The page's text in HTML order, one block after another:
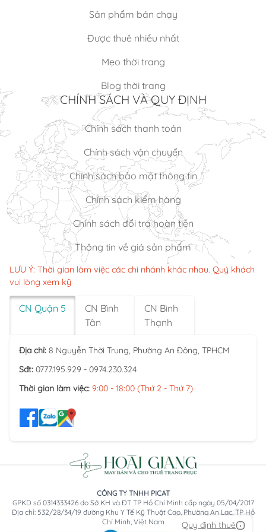
Quy định thuê
Sản phẩm bán chạy
Được thuê nhiều nhất
Mẹo thời trang
Blog thời trang
CHÍNH SÁCH VÀ QUY ĐỊNH
Chính sách thanh toán
Chính sách vận chuyển
Chính sách bảo mật thông tin
Chính sách kiểm hàng
Chính sách đổi trả hoàn tiền
Thông tin về giá sản phẩm
LƯU Ý: Thời gian làm việc các chi nhánh khác nhau. Quý khách
vui lòng xem kỹ
CN Quận 5
CN Bình
Tân
CN Bình
Thạnh
Địa chỉ: 8 Nguyễn Thời Trung, Phường An Đông, TPHCM
Sđt: 0777.195.929 - 0974.230.324
Thời gian làm việc: 9:00 - 18:00 (Thứ 2 - Thứ 7)
CÔNG TY TNHH PICAT
GPKD số 0314333426 do Sở KH và ĐT TP Hồ Chí Minh cấp ngày 05/04/2017
Địa chỉ: 532/28/34/19 đường Khu Y Tế Kỹ Thuật Cao, Phường An Lạc, TP Hồ
Chí Minh, Việt Nam